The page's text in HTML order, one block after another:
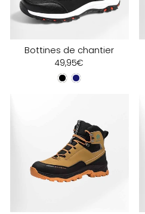
Bottines de chantier
49,95€